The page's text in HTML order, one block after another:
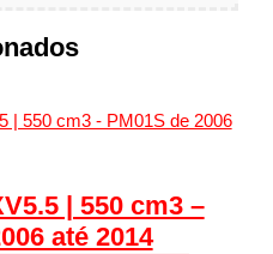
| 550 cm3 –
até 2014